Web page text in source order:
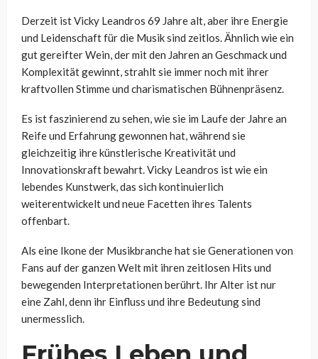
Derzeit ist Vicky Leandros 69 Jahre alt, aber ihre Energie
und Leidenschaft für die Musik sind zeitlos. Ähnlich wie ein
gut gereifter Wein, der mit den Jahren an Geschmack und
Komplexität gewinnt, strahlt sie immer noch mit ihrer
kraftvollen Stimme und charismatischen Bühnenpräsenz.
Es ist faszinierend zu sehen, wie sie im Laufe der Jahre an
Reife und Erfahrung gewonnen hat, während sie
gleichzeitig ihre künstlerische Kreativität und
Innovationskraft bewahrt. Vicky Leandros ist wie ein
lebendes Kunstwerk, das sich kontinuierlich
weiterentwickelt und neue Facetten ihres Talents
offenbart.
Als eine Ikone der Musikbranche hat sie Generationen von
Fans auf der ganzen Welt mit ihren zeitlosen Hits und
bewegenden Interpretationen berührt. Ihr Alter ist nur
eine Zahl, denn ihr Einfluss und ihre Bedeutung sind
unermesslich.